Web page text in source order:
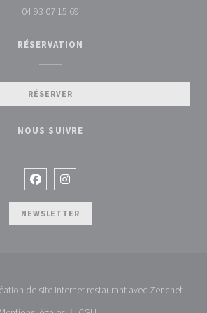
04 93 07 15 69
RÉSERVATION
RÉSERVER
NOUS SUIVRE
Facebook ((ouvre une nouvelle
Instagram ((ouvre une
NEWSLETTER
de site internet restaurant avec Zenchef